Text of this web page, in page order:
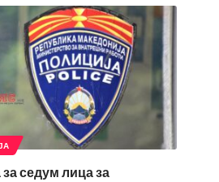
седум лица за